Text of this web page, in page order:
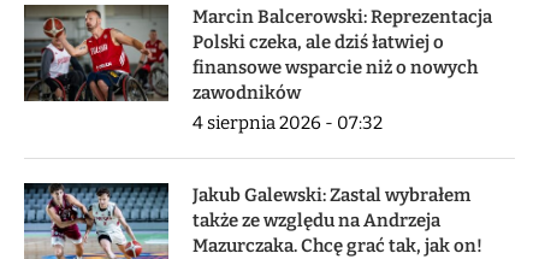
Marcin Balcerowski: Reprezentacja
Polski czeka, ale dziś łatwiej o
finansowe wsparcie niż o nowych
zawodników
4 sierpnia 2026 - 07:32
Jakub Galewski: Zastal wybrałem
także ze względu na Andrzeja
Mazurczaka. Chcę grać tak, jak on!